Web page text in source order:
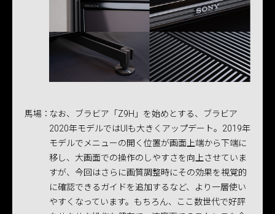
馬場：なお、ブラビア「Z9H」を始めとする、ブラビア
2020年モデルではUIも大きくアップデート。2019年
モデルでメニューの開く位置が画面上端から下端に
移し、大画面での操作のしやすさを向上させていま
すが、今回はさらに画質調整時にその効果を視覚的
に確認できるガイドを追加するなど、より一層使い
やすくなっています。もちろん、ここ数世代で好評